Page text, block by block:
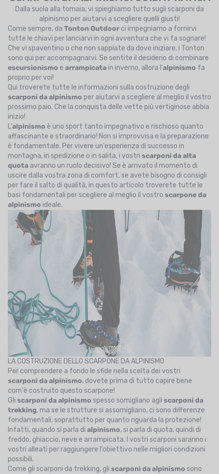
CARTA REGALO
IL MIO CARRELLO
I MIEI PREFERITI
IL BLOG DEI TONTONS
CONTATTO
Dalla suola alla tomaia, vi spieghiamo tutto sugli scarponi da
alpinismo per aiutarvi a scegliere quelli giusti!
Come sempre, da Tonton Outdoor ci impegniamo a fornirvi
tutte le chiavi per lanciarvi in ogni avventura che vi fa sognare!
Che vi spaventino o che non sappiate da dove iniziare, i Tonton
sono qui per accompagnarvi. Se sentite il desiderio di combinare
escursionismo e arrampicata in inverno, allora l'alpinismo fa
proprio per voi!
Qui troverete tutte le informazioni sulla costruzione degli
scarponi da alpinismo per aiutarvi a scegliere al meglio il vostro
prossimo paio. Che la conquista delle vette più vertiginose abbia
inizio!
L'alpinismo è uno sport tanto impegnativo e rischioso quanto
affascinante e straordinario! Non si improvvisa e la preparazione
è fondamentale. Per vivere un'esperienza di successo in
montagna, in spedizione o in salita, i vostri scarponi da alta
quota avranno un ruolo decisivo! Se è arrivato il momento di
uscire dalla vostra zona di comfort, se avete bisogno di consigli
per fare il salto di qualità, in questo articolo troverete tutte le
basi fondamentali per scegliere al meglio il vostro scarponeda
alpinismo ideale.
LA COSTRUZIONE DELLO SCARPONE DA ALPINISMO
Per comprendere a fondo le sfide nella scelta dei vostri
scarponi da alpinismo, dovete prima di tutto capire bene
com'è costruito questo scarpone!
Gli scarponi da alpinismo spesso somigliano agli scarponi da
trekking, ma se le strutture si assomigliano, ci sono differenze
fondamentali, soprattutto per quanto riguarda la protezione!
Infatti, quando si parla di alpinismo, si parla di quota, quindi di
freddo, ghiaccio, neve e arrampicata. I vostri scarponi saranno i
vostri alleati per raggiungere l'obiettivo nelle migliori condizioni
possibili.
Come gli scarponi da trekking, gli scarponi da alpinismo sono